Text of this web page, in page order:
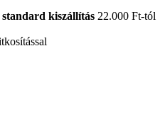
kiszállítás 22.000 Ft-tól